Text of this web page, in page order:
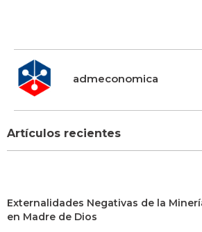
admeconomica
Artículos recientes
Externalidades Negativas de la
en Madre de Dios